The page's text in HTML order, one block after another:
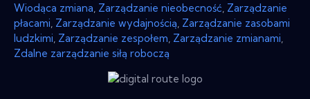
Wiodąca zmiana Zarządzanie nieobecność Zarządzanie
płacami Zarządzanie wydajnością Zarządzanie zasobami
ludzkimi Zarządzanie zespołem Zarządzanie zmianami
Zdalne zarządzanie siłą roboczą